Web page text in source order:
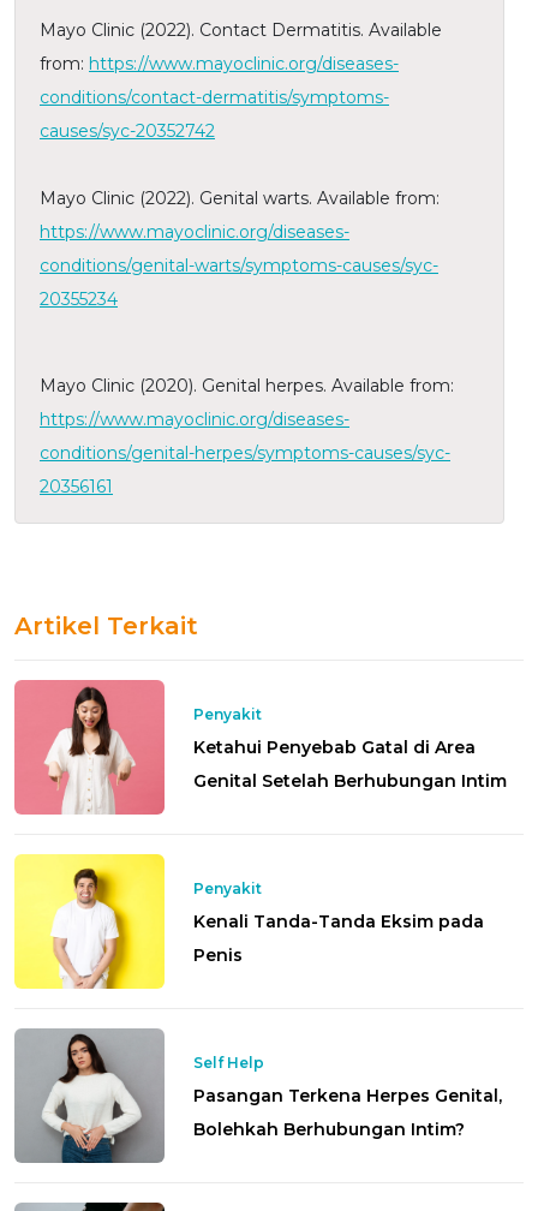
Mayo Clinic (2022). Contact Dermatitis. Available
from: https://www.mayoclinic.org/diseases-
conditions/contact-dermatitis/symptoms-
causes/syc-20352742
Mayo Clinic (2022). Genital warts. Available from:
https://www.mayoclinic.org/diseases-
conditions/genital-warts/symptoms-causes/syc-
20355234
Mayo Clinic (2020). Genital herpes. Available from:
https://www.mayoclinic.org/diseases-
conditions/genital-herpes/symptoms-causes/syc-
20356161
Artikel Terkait
Penyakit
Ketahui Penyebab Gatal di Area
Genital Setelah Berhubungan Intim
Penyakit
Kenali Tanda-Tanda Eksim pada
Penis
Self Help
Pasangan Terkena Herpes Genital,
Bolehkah Berhubungan Intim?